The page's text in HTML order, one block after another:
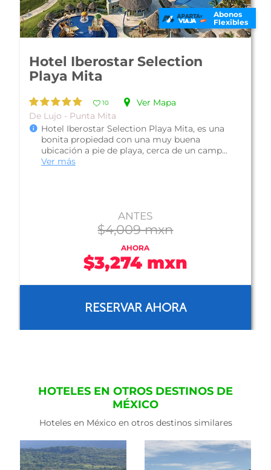
Abonos
Flexibles
Hotel Iberostar Selection
Playa Mita
10
Ver Mapa
De Lujo - Punta Mita
Hotel Iberostar Selection Playa Mita, es una
bonita propiedad con una muy buena
ubicación a pie de playa, cerca de un camp...
Ver más
ANTES
$4,009 mxn
AHORA
$3,274 mxn
RESERVAR AHORA
HOTELES EN OTROS DESTINOS DE
MÉXICO
Hoteles en México en otros destinos similares